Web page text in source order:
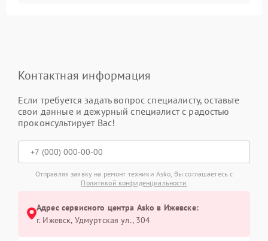
Контактная информация
Если требуется задать вопрос специалисту, оставьте
свои данные и дежурный специалист с радостью
проконсультирует Вас!
Отправляя заявку на ремонт техники Asko, Вы соглашаетесь с
Политикой конфиденциальности
Адрес сервисного центра Asko в Ижевске:
г. Ижевск, Удмуртская ул., 304